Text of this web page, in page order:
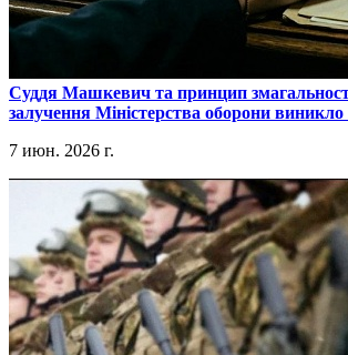
​Суддя Машкевич та принцип
залучення Міністерства оборони виникло
7 июн. 2026 г.